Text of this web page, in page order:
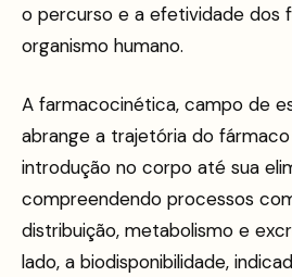
o percurso e a efetividade dos
organismo humano.
A farmacocinética, campo de
abrange a trajetória do
introdução no corpo até sua
compreendendo processos
distribuição, metabolismo e
lado, a biodisponibilidade,